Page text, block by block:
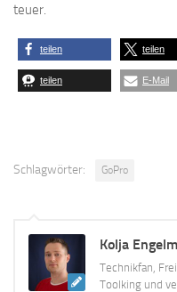
teuer.
teilen teilen
teilen E-Mail
Schlagwörter: GoPro
Kolja
Technikfan,
Toolking und